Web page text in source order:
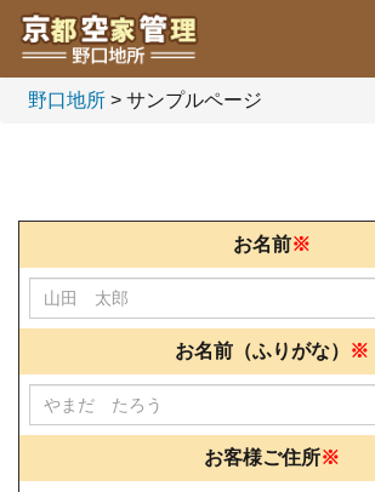
野口地所 >サンプルページ
お名前※
お名前（ふりがな） ※
お客様ご住所※